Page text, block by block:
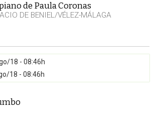
de Paula Coronas
DE BENIEL/VÉLEZ-MÁLAGA
18 - 08:46h
18 - 08:46h